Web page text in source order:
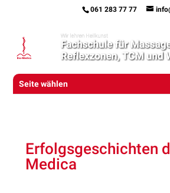
061 283 77 77
Seite wählen
Erfolgsgeschichten
Medica